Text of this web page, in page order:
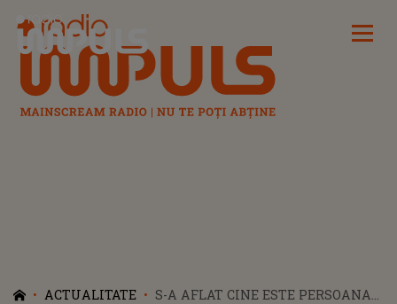
Radio Impuls
ACTUALITATE
S-A AFLAT CINE ESTE PERSOANA